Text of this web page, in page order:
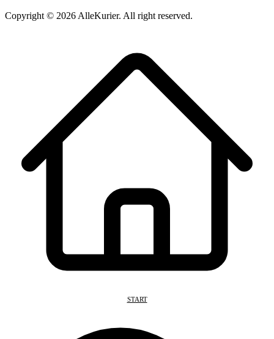
Copyright © 2026 AlleKurier. All right reserved.
START